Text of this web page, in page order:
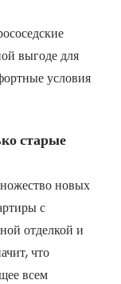
выгоде для
условия
старые
новых
с
отделкой и
что
всем